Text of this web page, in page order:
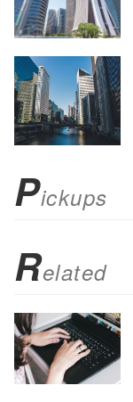
height=450,
menubar=no,
toolbar=no,
scrollbars=yes'
false;"> シェア
Pickups
Related